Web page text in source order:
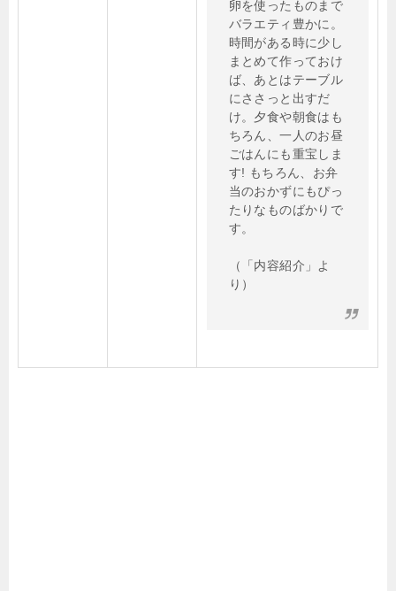
卵を使ったものまで
バラエティ豊かに。
時間がある時に少し
まとめて作っておけ
ば、あとはテーブル
にささっと出すだ
け。夕食や朝食はも
ちろん、一人のお昼
ごはんにも重宝しま
す! もちろん、お弁
当のおかずにもぴっ
たりなものばかりで
す。
（「内容紹介」よ
り）